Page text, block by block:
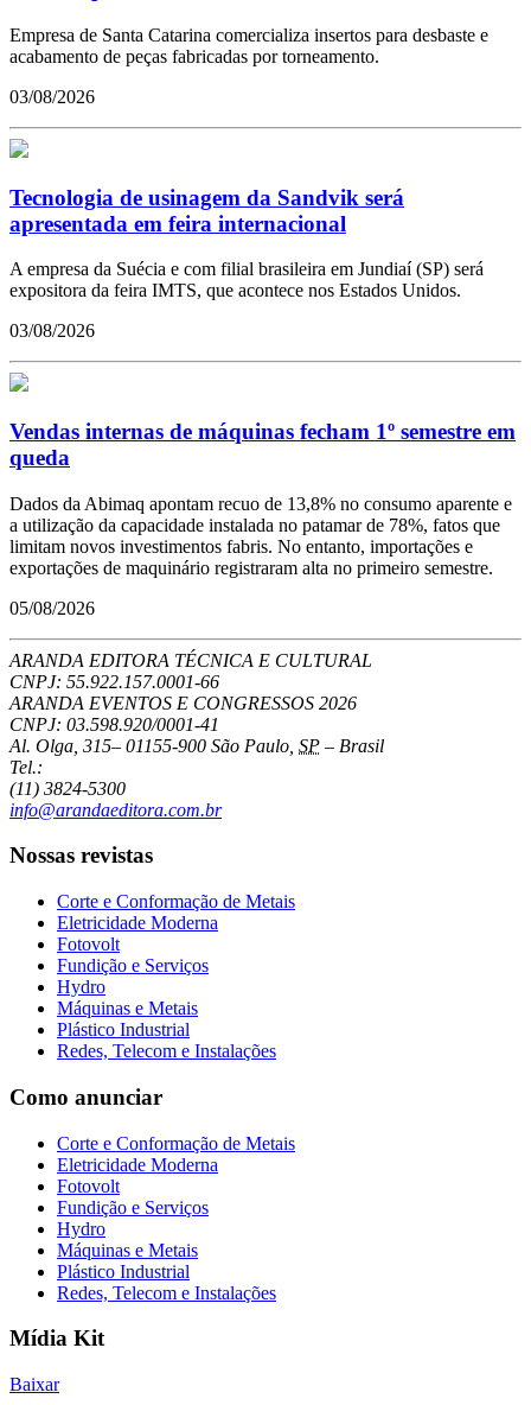
Empresa de Santa Catarina comercializa insertos para desbaste e
acabamento de peças fabricadas por torneamento.
03/08/2026
Tecnologia de usinagem da Sandvik será
apresentada em feira internacional
A empresa da Suécia e com filial brasileira em Jundiaí (SP) será
expositora da feira IMTS, que acontece nos Estados Unidos.
03/08/2026
Vendas internas de máquinas fecham 1º semestre em
queda
Dados da Abimaq apontam recuo de 13,8% no consumo aparente e
a utilização da capacidade instalada no patamar de 78%, fatos que
limitam novos investimentos fabris. No entanto, importações e
exportações de maquinário registraram alta no primeiro semestre.
05/08/2026
ARANDA EDITORA TÉCNICA E CULTURAL
CNPJ: 55.922.157.0001-66
ARANDA EVENTOS E CONGRESSOS 2026
CNPJ: 03.598.920/0001-41
Al. Olga, 315– 01155-900 São Paulo SP – Brasil
Tel.:
(11) 3824-5300
info@arandaeditora.com.br
Nossas revistas
Corte e Conformação de Metais
Eletricidade Moderna
Fotovolt
Fundição e Serviços
Hydro
Máquinas e Metais
Plástico Industrial
Redes, Telecom e Instalações
Como anunciar
Corte e Conformação de Metais
Eletricidade Moderna
Fotovolt
Fundição e Serviços
Hydro
Máquinas e Metais
Plástico Industrial
Redes, Telecom e Instalações
Mídia Kit
Baixar